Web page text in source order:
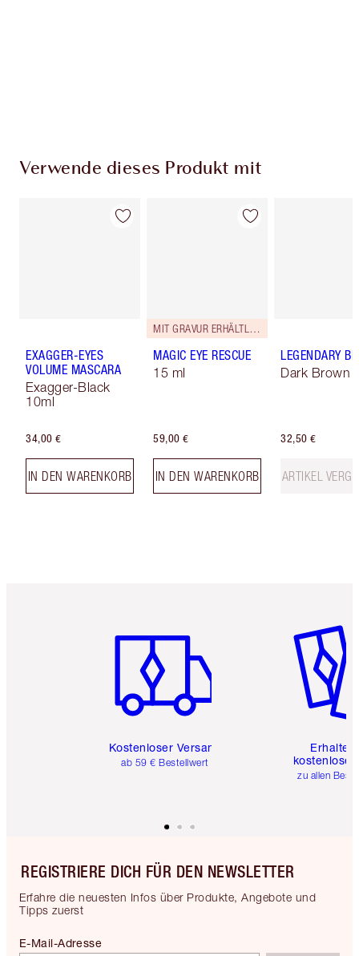
Verwende dieses Produkt mit
EXAGGER-EYES
VOLUME MASCARA
Exagger-Black
10ml
34,00 €
IN DEN WARENKORB
MIT GRAVUR ERHÄLTLICH
MAGIC EYE RESCUE
15 ml
59,00 €
IN DEN WARENKORB
LEGENDARY
Dark Brown
32,50 €
ARTIKEL
Kostenloser Versand
ab 59 € Bestellwert
Erhalte
kostenlose
zu allen
REGISTRIERE DICH FÜR DEN NEWSLETTER
Erfahre die neuesten Infos über Produkte, Angebote und
Tipps zuerst
E-Mail-Adresse